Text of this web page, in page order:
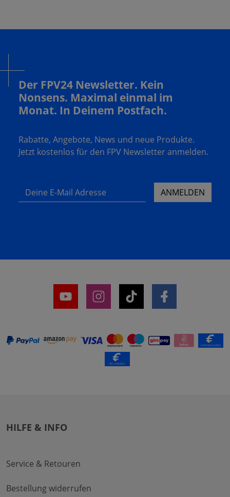
Der FPV24 Newsletter. Kein
Nonsens. Maximal einmal im
Monat. In Deinem Postfach.
Rabatte, Angebote, News und neue Produkte.
Jetzt kostenlos für den FPV Newsletter anmelden.
Deine E-Mail Adresse ANMELDEN
HILFE & INFO
Service & Retouren
Bestellung widerrufen